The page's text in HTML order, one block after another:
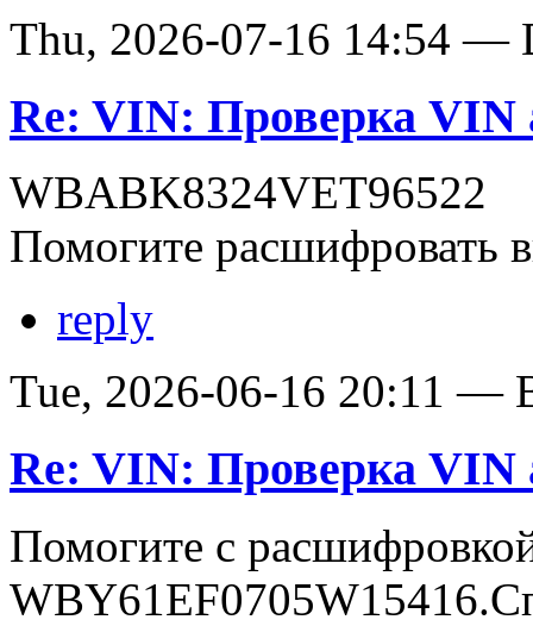
Thu, 2026-07-16 14:54 —
Re: VIN: Проверка VIN
WBABK8324VET96522
Помогите расшифровать
reply
Tue, 2026-06-16 20:11 —
Re: VIN: Проверка VIN
Помогите с